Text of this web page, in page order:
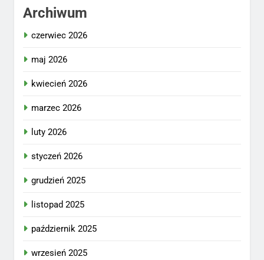
Archiwum
czerwiec 2026
maj 2026
kwiecień 2026
marzec 2026
luty 2026
styczeń 2026
grudzień 2025
listopad 2025
październik 2025
wrzesień 2025